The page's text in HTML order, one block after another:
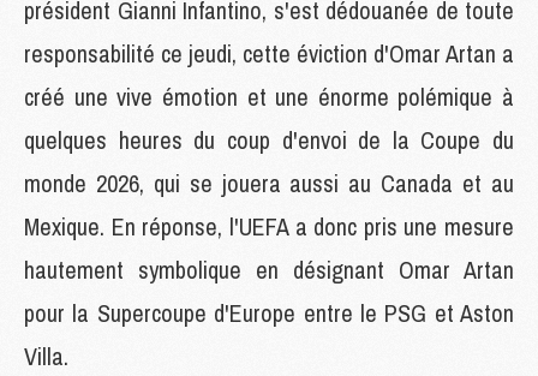
président Gianni Infantino, s'est dédouanée de toute
responsabilité ce jeudi, cette éviction d'Omar Artan a
créé une vive émotion et une énorme polémique à
quelques heures du coup d'envoi de la Coupe du
monde 2026, qui se jouera aussi au Canada et au
Mexique. En réponse, l'UEFA a donc pris une mesure
hautement symbolique en désignant Omar Artan
pour la Supercoupe d'Europe entre le PSG et Aston
Villa.